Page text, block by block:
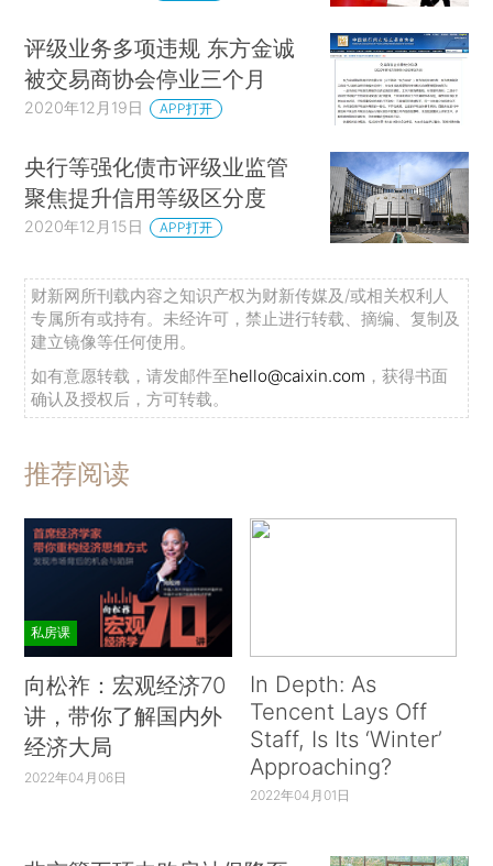
评级业务多项违规 东方金诚
被交易商协会停业三个月
2020年12月19日 APP打开
央行等强化债市评级业监管
聚焦提升信用等级区分度
2020年12月15日 APP打开
财新网所刊载内容之知识产权为财新传媒及/或相关权利人
专属所有或持有。未经许可，禁止进行转载、摘编、复制及
建立镜像等任何使用。
如有意愿转载，请发邮件至hello@caixin.com ，获得书面
确认及授权后，方可转载。
推荐阅读
私房课
向松祚：宏观经济70
讲，带你了解国内外
经济大局
2022年04月06日
In Depth: As
Tencent Lays Off
Staff, Is Its ‘Winter’
Approaching?
2022年04月01日